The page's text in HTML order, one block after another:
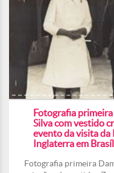
Fotografia
Silva com vestido
evento da visita da
Inglaterra em
Fotografia primeira